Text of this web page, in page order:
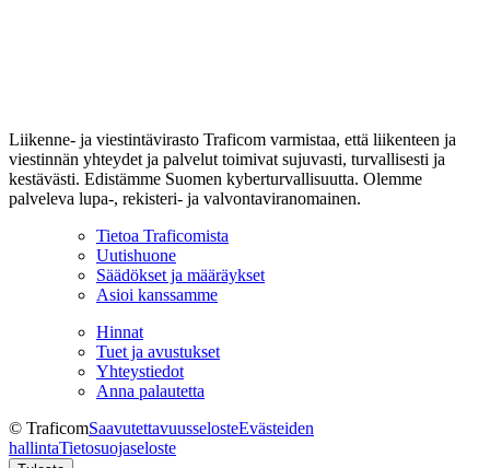
Liikenne- ja viestintävirasto Traficom varmistaa, että liikenteen ja
viestinnän yhteydet ja palvelut toimivat sujuvasti, turvallisesti ja
kestävästi. Edistämme Suomen kyberturvallisuutta. Olemme
palveleva lupa-, rekisteri- ja valvontaviranomainen.
Tietoa Traficomista
Uutishuone
Säädökset ja määräykset
Asioi kanssamme
Hinnat
Tuet ja avustukset
Yhteystiedot
Anna palautetta
© TraficomSaavutettavuusselosteEvästeiden
hallintaTietosuojaseloste